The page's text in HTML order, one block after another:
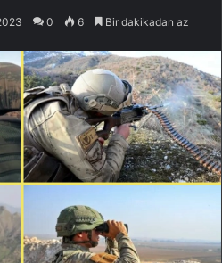
0 6 Bir dakikadan az